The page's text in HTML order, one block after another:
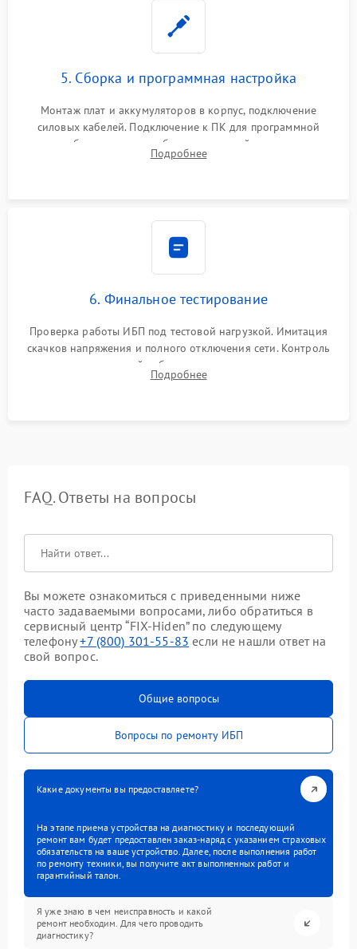
5. Сборка и программная настройка
Монтаж плат и аккумуляторов в корпус, подключение
силовых кабелей. Подключение к ПК для программной
калибровки констант батареи, настройки порогов
срабатывания AVR и сброса счетчиков старения АКБ.
Подробнее
6. Финальное тестирование
Проверка работы ИБП под тестовой нагрузкой. Имитация
скачков напряжения и полного отключения сети. Контроль
времени автономной работы, температурного режима и
корректности формы выходного сигнала.
Подробнее
FAQ. Ответы на вопросы
Вы можете ознакомиться с приведенными ниже
часто задаваемыми вопросами, либо обратиться в
сервисный центр “FIX-Hiden” по следующему
телефону+7 (800) 301-55-83 если не нашли ответ на
свой вопрос.
Общие вопросы
Вопросы по ремонту ИБП
Какие документы вы предоставляете?
На этапе приема устройства на диагностику и последующий
ремонт вам будет предоставлен заказ-наряд с указанием страховых
обязательств на ваше устройство. Далее, после выполнения работ
по ремонту техники, вы получите акт выполненных работ и
гарантийный талон.
Я уже знаю в чем неисправность и какой
ремонт необходим. Для чего проводить
диагностику?